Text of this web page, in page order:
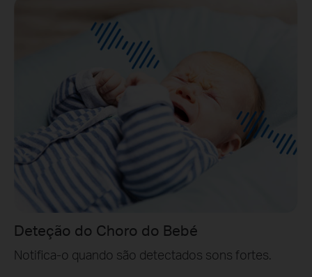
Deteção do Choro do Bebé
Notifica-o quando são detectados sons fortes.